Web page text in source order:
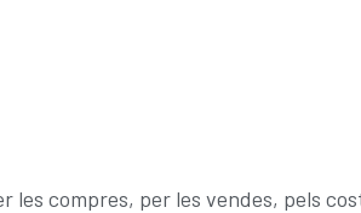
compres, per les vendes, pels